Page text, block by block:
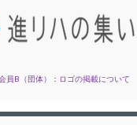
員B（団体）：ロゴの掲載について